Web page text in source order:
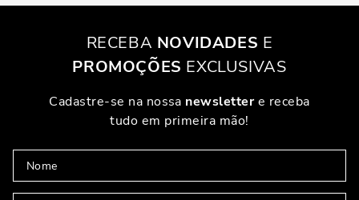
RECEBA NOVIDADES E
PROMOÇÕES EXCLUSIVAS
Cadastre-se na nossa newslettere receba
tudo em primeira mão!